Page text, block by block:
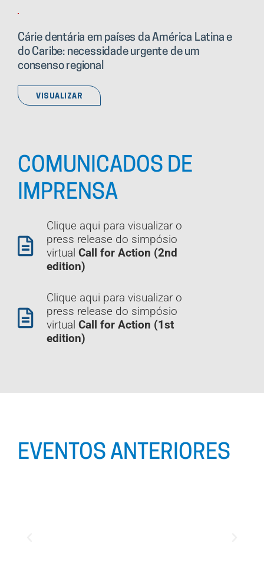
Cárie dentária em países da América Latina e
do Caribe: necessidade urgente de um
consenso regional
VISUALIZAR
COMUNICADOS DE
IMPRENSA
Clique aqui para visualizar o
press release do simpósio
virtual Call for Action (2nd
edition)
Clique aqui para visualizar o
press release do simpósio
virtual Call for Action (1st
edition)
EVENTOS ANTERIORES